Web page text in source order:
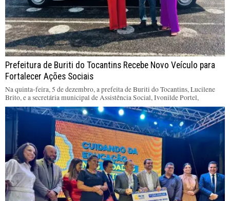
Prefeitura de Buriti do Tocantins Recebe Novo Veículo para
Fortalecer Ações Sociais
Na quinta-feira, 5 de dezembro, a prefeita de Buriti do Tocantins, Lucilene
Brito, e a secretária municipal de Assistência Social, Ivonilde Portel,